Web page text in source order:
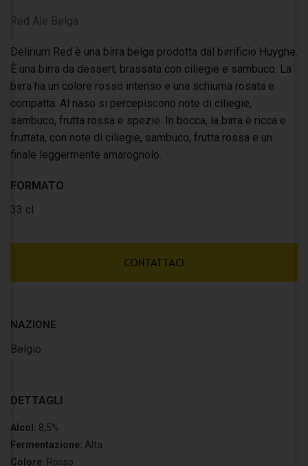
Red Ale Belga
Delirium Red è una birra belga prodotta dal birrificio Huyghe.
È una birra da dessert, brassata con ciliegie e sambuco. La
birra ha un colore rosso intenso e una schiuma rosata e
compatta. Al naso si percepiscono note di ciliegie,
sambuco, frutta rossa e spezie. In bocca, la birra è ricca e
fruttata, con note di ciliegie, sambuco, frutta rossa e un
finale leggermente amarognolo.
FORMATO
33 cl
CONTATTACI
NAZIONE
Belgio
DETTAGLI
Alcol: 8,5%
Fermentazione: Alta
Colore: Rosso